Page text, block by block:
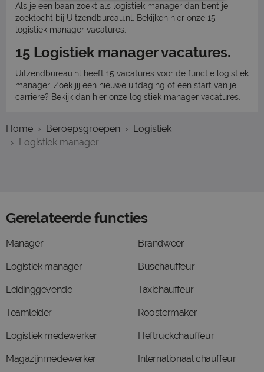
Als je een baan zoekt als logistiek manager dan bent je
zoektocht bij Uitzendbureau.nl. Bekijken hier onze 15
logistiek manager vacatures.
15 Logistiek manager vacatures.
Uitzendbureau.nl heeft 15 vacatures voor de functie logistiek
manager. Zoek jij een nieuwe uitdaging of een start van je
carriere? Bekijk dan hier onze logistiek manager vacatures.
Home Beroepsgroepen
Logistiek
Logistiek manager
Gerelateerde functies
Manager
Logistiek manager
Leidinggevende
Teamleider
Logistiek medewerker
Magazijnmedewerker
Brandweer
Buschauffeur
Taxichauffeur
Roostermaker
Heftruckchauffeur
Internationaal chauffeur